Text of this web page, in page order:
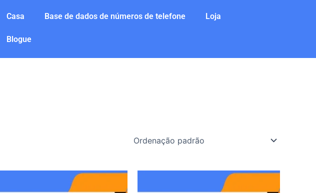
Casa Base de dados de números de telefone Loja
Blogue